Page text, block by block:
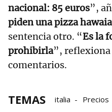
nacional: 85 euros”,
piden una pizza
sentencia otro. “Es la
prohibirla”,
comentarios.
TEMAS italia Precios